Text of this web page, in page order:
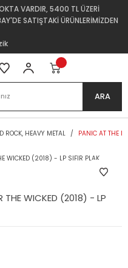
VARDIR, 5400 TL ÜZERİ
SATIŞTAKİ ÜRÜNLERİMİZDEN
ARA
ROCK, HEAVY METAL PANIC AT THE
THE WICKED (2018) - LP